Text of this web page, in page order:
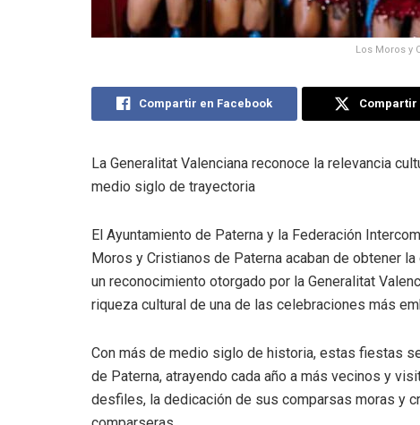
Los Moros y
Compartir en Facebook Compartir
La Generalitat Valenciana reconoce la relevancia
medio siglo de trayectoria
El Ayuntamiento de Paterna y la Federación
Moros y Cristianos de Paterna acaban de obtener
un reconocimiento otorgado por la Generalitat
riqueza cultural de una de las celebraciones más
Con más de medio siglo de historia, estas fiestas
de Paterna, atrayendo cada año a más vecinos y
desfiles, la dedicación de sus comparsas moras y